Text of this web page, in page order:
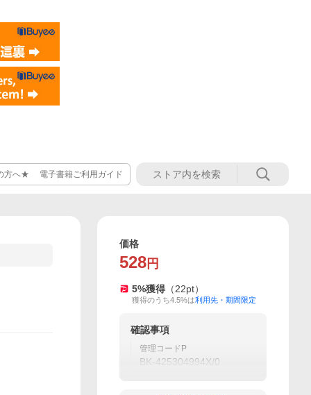
方へ★ 電子書籍ご利用ガイド
価格
528 円
5%獲得 （22pt）
獲得のうち4.5%は利用先・期間限定
確認事項
管理コードP
BK-425304994X/0